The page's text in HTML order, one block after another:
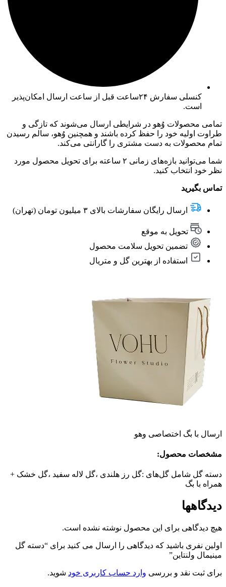
کنسلی سفارش ۲۴ساعت قبل از ساعت ارسال امکان‌پذیر
است.
تمامی محصولات وُهو در شرایطی ارسال می‌شوند که تازگی و
طراوت اولیه خود را حفظ کرده باشند و همچنین وُهو، سالم رسیدن
تمام محصولات به دست مشتری را گارانتی می‌کند.
شما می‌توانید بازه‌های زمانی ۲ ساعته برای تحویل محصول مورد
نظر خود انتخاب کنید.
تماس بگیرید
ارسال رایگان سفارشات بالای ۳ میلیون تومان (تهران)
تحویل به موقع
تضمین تحویل سلامت محصول
استفاده از بهترین گل و متریال
ارسال با بگ اختصاصی وهو
مشخصات محصول:
دسته گل شامل گل‌های :گل رز هلندی ،گل لاله سفید ،گل خشک +
همراه با بگ
دیدگاهها
هیچ دیدگاهی برای این محصول نوشته نشده است.
اولین نفری باشید که دیدگاهی را ارسال می کنید برای “دسته گل
مینیمال ولنتاین”
برای ثبت نقد و بررسی وارد حساب کاربری خود شوید.